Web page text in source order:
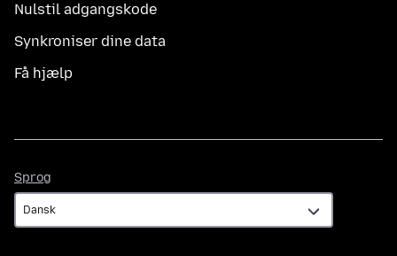
Nulstil adgangskode
Synkroniser dine data
Få hjælp
Sprog